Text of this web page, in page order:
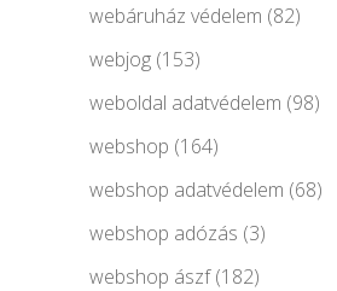
webáruház védelem (82)
webjog (153)
weboldal adatvédelem (98)
webshop (164)
webshop adatvédelem (68)
webshop adózás (3)
webshop ászf(182)